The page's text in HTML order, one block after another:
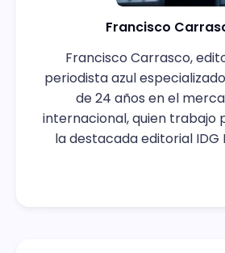
Francisco
Francisco Carrasco,
periodista azul
de 24 años en el
internacional, quien trabajo
la destacada editorial IDG